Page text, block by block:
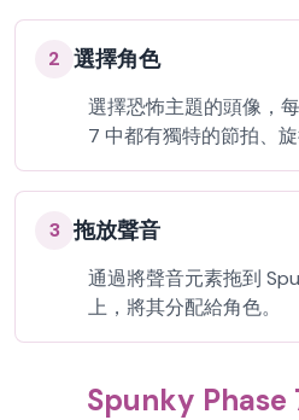
2 選擇角色
選擇恐怖主題的頭像，
7 中都有獨特的節拍、旋
3 拖放聲音
通過將聲音元素拖到
上，將其分配給角色。
Spunky Phase